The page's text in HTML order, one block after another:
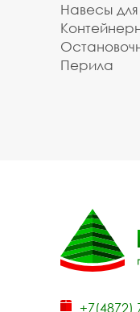
Навесы
Перила
+7(4872)